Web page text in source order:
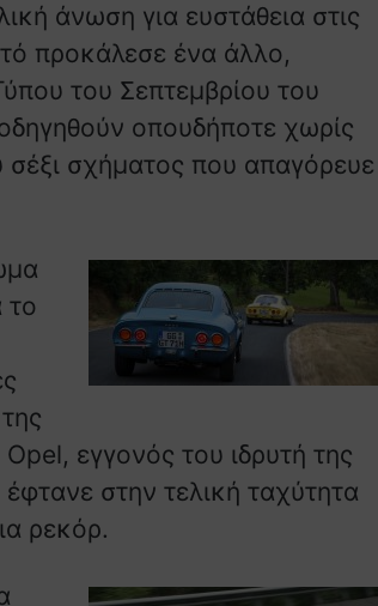
άνωση για ευστάθεια στις
προκάλεσε ένα άλλο,
του Σεπτεμβρίου του
οπουδήποτε χωρίς
σχήματος που απαγόρευε
το
εγγονός του ιδρυτή της
στην τελική ταχύτητα
ρεκόρ.